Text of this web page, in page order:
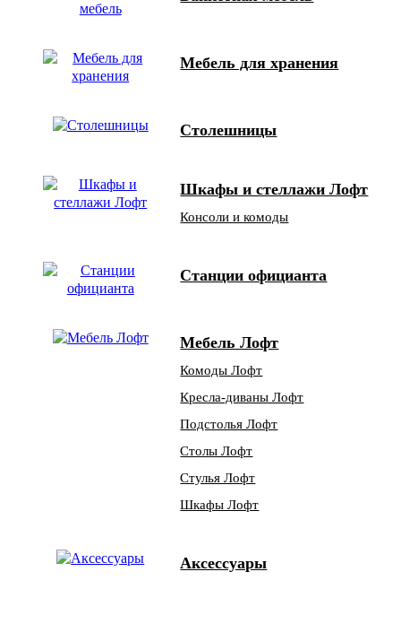
Мебель для хранения
Столешницы
Шкафы и стеллажи Лофт
Консоли и комоды
Станции официанта
Мебель Лофт
Комоды Лофт
Кресла-диваны Лофт
Подстолья Лофт
Столы Лофт
Стулья Лофт
Шкафы Лофт
Аксессуары